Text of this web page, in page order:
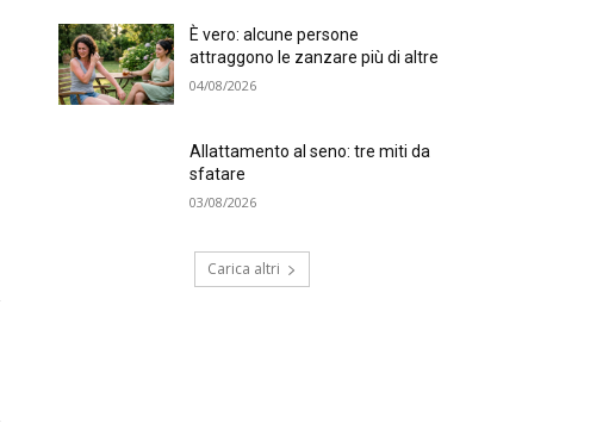
È vero: alcune persone
attraggono le zanzare più di altre
04/08/2026
Allattamento al seno: tre miti da
sfatare
03/08/2026
Carica altri